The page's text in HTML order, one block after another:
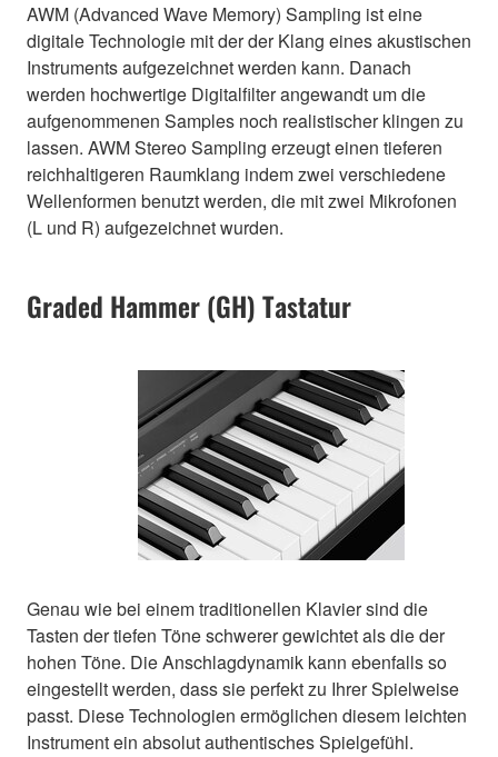
AWM (Advanced Wave Memory) Sampling ist eine
digitale Technologie mit der der Klang eines akustischen
Instruments aufgezeichnet werden kann. Danach
werden hochwertige Digitalfilter angewandt um die
aufgenommenen Samples noch realistischer klingen zu
lassen. AWM Stereo Sampling erzeugt einen tieferen
reichhaltigeren Raumklang indem zwei verschiedene
Wellenformen benutzt werden, die mit zwei Mikrofonen
(L und R) aufgezeichnet wurden.
Graded Hammer (GH) Tastatur
Genau wie bei einem traditionellen Klavier sind die
Tasten der tiefen Töne schwerer gewichtet als die der
hohen Töne. Die Anschlagdynamik kann ebenfalls so
eingestellt werden, dass sie perfekt zu Ihrer Spielweise
passt. Diese Technologien ermöglichen diesem leichten
Instrument ein absolut authentisches Spielgefühl.